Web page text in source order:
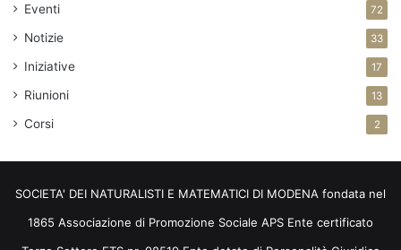
Eventi 72
Notizie 33
Iniziative 17
Riunioni 13
Corsi 2
SOCIETA' DEI NATURALISTI E MATEMATICI DI MODENA fondata nel
1865 Associazione di Promozione Sociale APS Ente certificato